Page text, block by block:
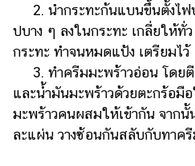
2. นำกระทะก้นแบนขึ้นตั้งไฟ
ปบาง ๆ ลงในกระทะ เกลี่ยให้
กระทะ ทำจนหมดแป้ง เตรียมไว้
3. ทำครีมมะพร้าวอ่อน โดยตี
และน้ำมันมะพร้าวด้วยตะกร้อมื
มะพร้าวคนผสมให้เข้ากัน จาก
ละแผ่น วางซ้อนกันสลับกับทาค